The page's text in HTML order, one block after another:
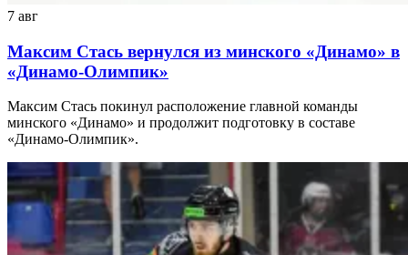
7 авг
Максим Стась вернулся из минского «Динамо» в
«Динамо-Олимпик»
Максим Стась покинул расположение главной команды
минского «Динамо» и продолжит подготовку в составе
«Динамо-Олимпик».